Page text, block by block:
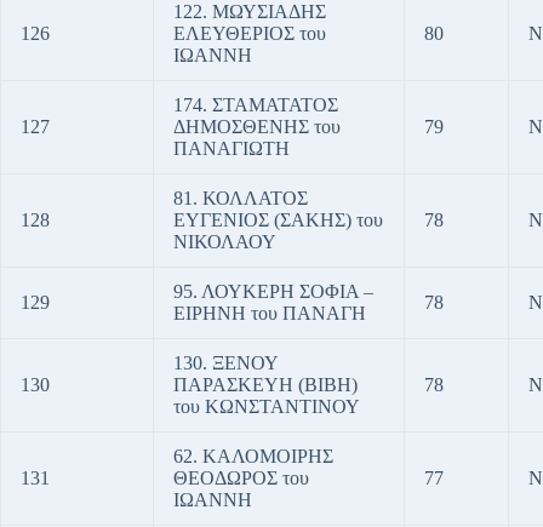
126
122. ΜΩΥΣΙΑΔΗΣ
ΕΛΕΥΘΕΡΙΟΣ του
ΙΩΑΝΝΗ
80
127
174. ΣΤΑΜΑΤΑΤΟΣ
ΔΗΜΟΣΘΕΝΗΣ του
ΠΑΝΑΓΙΩΤΗ
79
128
81. ΚΟΛΛΑΤΟΣ
ΕΥΓΕΝΙΟΣ (ΣΑΚΗΣ) του
ΝΙΚΟΛΑΟΥ
78
129
95. ΛΟΥΚΕΡΗ ΣΟΦΙΑ –
ΕΙΡΗΝΗ του ΠΑΝΑΓΗ
78
130
130. ΞΕΝΟΥ
ΠΑΡΑΣΚΕΥΗ (ΒΙΒΗ)
του ΚΩΝΣΤΑΝΤΙΝΟΥ
78
131
62. ΚΑΛΟΜΟΙΡΗΣ
ΘΕΟΔΩΡΟΣ του
ΙΩΑΝΝΗ
77